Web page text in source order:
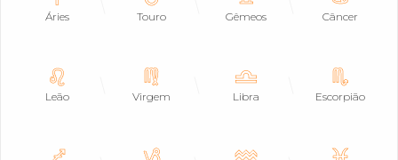
Áries Touro Gêmeos Câncer
Leão Virgem Libra Escorpião